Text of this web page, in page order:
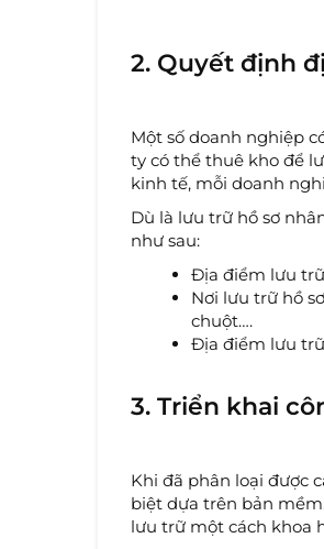
2. Quyết định
Một số doanh nghiệp
ty có thể thuê kho để
kinh tế, mỗi doanh
Dù là lưu trữ hồ sơ
như sau:
Địa điểm lưu
Nơi lưu trữ hồ
chuột….
Địa điểm lưu
3. Triển khai
Khi đã phân loại được
biệt dựa trên bản
lưu trữ một cách khoa